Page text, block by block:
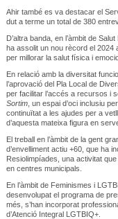
Ahir també es va destacar el
dut a terme un total de 380
D’altra banda, en l’àmbit de
ha assolit un nou rècord el 2024
per millorar la salut física i
En relació amb la diversitat
l’aprovació del Pla Local de
per facilitar l’accés a recursos i
Sortim, un espai d’oci inclusiu
continuïtat a les ajudes per a
d’aquesta mateixa figura en
El treball en l’àmbit de la gent
d’envelliment actiu +60, que ha
Resiolimpíades, una activitat
en centres municipals.
En l’àmbit de Feminismes i
desenvolupat el programa de
més, s’han incorporat
d’Atenció Integral LGTBIQ+.